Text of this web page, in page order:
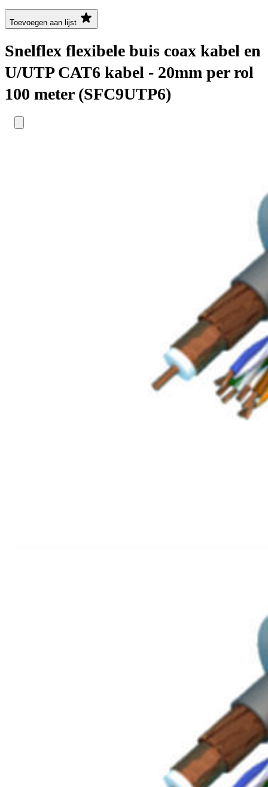
Toevoegen aan lijst
Snelflex flexibele buis coax kabel en
U/UTP CAT6 kabel - 20mm per rol
100 meter (SFC9UTP6)